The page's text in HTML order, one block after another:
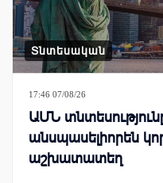
Տնտեսական
17:46 07/08/26
ԱՄՆ
անսպասելիորեն
աշխատատեղ